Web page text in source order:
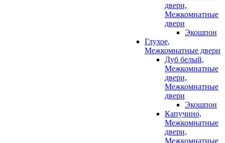
двери,
Межкомнатные
двери
Экошпон
Глухое,
Межкомнатные двери
Дуб белый,
Межкомнатные
двери,
Межкомнатные
двери
Экошпон
Капучино,
Межкомнатные
двери,
Межкомнатные